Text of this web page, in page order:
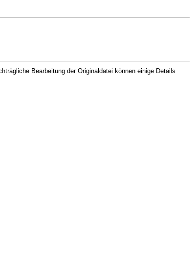
Bearbeitung der Originaldatei können einige Details